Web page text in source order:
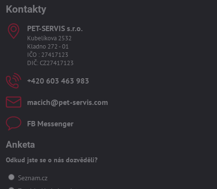
Kontakty
PET-SERVIS s​.r​.o​.
Kubelíkova 2532
Kladno 272 - 01
IČO : 27417123
DIČ: CZ27417123
+420 603 463 983
macich​@pet-servis​.com
FB Messenger
Anketa
Odkud jste se o nás dozvěděli?
Seznam.cz